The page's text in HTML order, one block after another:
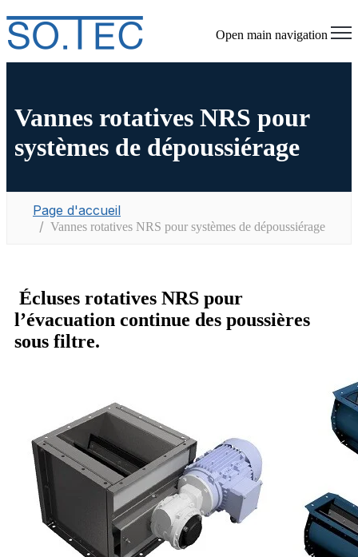
Open main navigation
Vannes rotatives NRS pour
systèmes de dépoussiérage
Page d'accueil
Vannes rotatives NRS pour systèmes de dépoussiérage
Écluses rotatives NRS pour
l’évacuation continue des poussières
sous filtre.